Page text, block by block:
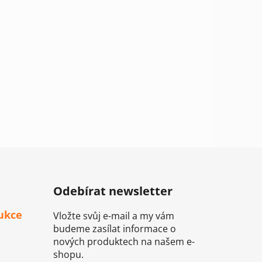
Odebírat newsletter
Vložte svůj e-mail a my vám
budeme zasílat informace o
nových produktech na našem e-
shopu.